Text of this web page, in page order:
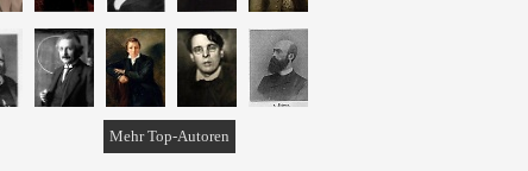
Mehr Top-Autoren